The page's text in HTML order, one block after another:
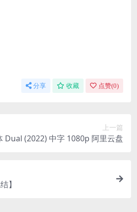
分享 收藏 点赞(0)
上一篇
Dual (2022) 中字 1080p 阿里云盘
】